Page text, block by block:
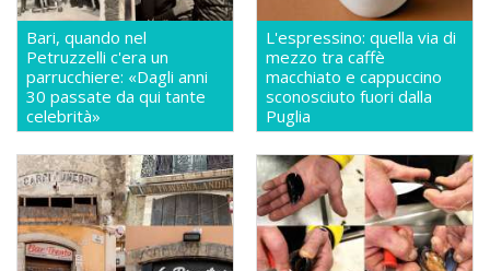
Bari, quando nel
Petruzzelli c'era un
parrucchiere: «Dagli anni
30 passate da qui tante
celebrità»
L'espressino: quella via di
mezzo tra caffè
macchiato e cappuccino
sconosciuto fuori dalla
Puglia